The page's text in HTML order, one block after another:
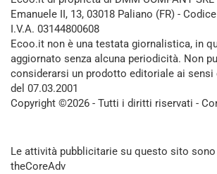
Emanuele II, 13, 03018 Paliano (FR) -
I.V.A. 03144800608
Ecoo.it non è una testata giornalistica, in
aggiornato senza alcuna periodicità. Non
considerarsi un prodotto editoriale ai sensi
del 07.03.2001
Copyright ©2026 - Tutti i diritti riservati -
Le attività pubblicitarie su questo sito
theCoreAdv